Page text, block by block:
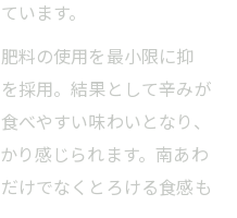
た簡単調理法とコツ
ダやマリネの美味し
家族が喜ぶ食卓に
ねぎの活用術
ュー活用アイデア集
います。
料の使用を最小限に抑
採用。結果として辛みが
べやすい味わいとなり、
り感じられます。南あわ
けでなくとろける食感も